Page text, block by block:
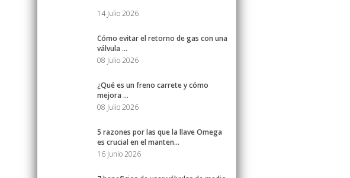
14 Julio 2026
Cómo evitar el retorno de gas con una
válvula ...
08 Julio 2026
¿Qué es un freno carrete y cómo
mejora ...
08 Julio 2026
5 razones por las que la llave Omega
es crucial en el manten...
16 Junio 2026